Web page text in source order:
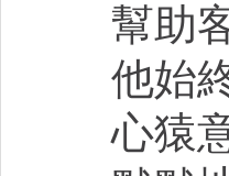
幫助
他始
心猿